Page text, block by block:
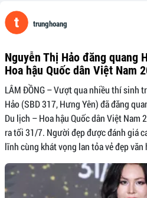
trunghoang
Nguyễn Thị Hảo đăng quang
Hoa hậu Quốc dân Việt Nam
LÂM ĐỒNG – Vượt qua nhiều thí sinh
Hảo (SBD 317, Hưng Yên) đã đăng
Du lịch – Hoa hậu Quốc dân Việt Nam
ra tối 31/7. Người đẹp được đánh giá
lĩnh cùng khát vọng lan tỏa vẻ đẹp